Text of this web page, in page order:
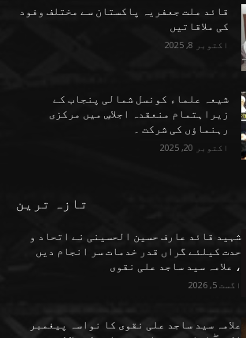
قائد ملت جعفریہ پاکستان سے مختلف وفود
کی ملاقاتیں
اکتوبر 8, 2025
شیعہ علماء کونسل شمالی پنجاب کے
زیراہتمام منعقدہ اجلاسِ میں مرکزی
رہنماؤں کی شرکت ۔
اکتوبر 20, 2025
تازہ ترین
شہید قائد عارف حسین الحسینی نے اتحاد و
حدت کیلئے گراں قدر خدمات سر انجام دیں
، علامہ سید ساجد علی نقوی
اگست 5, 2026
علامہ سید ساجد علی نقوی کا نواسہ پیغمبر